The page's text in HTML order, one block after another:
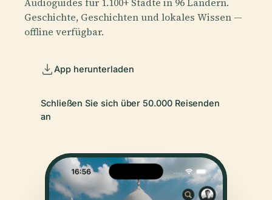
Geschichte, Geschichten und lokales Wissen —
offline verfügbar.
App herunterladen
Schließen Sie sich über 50.000 Reisenden
an